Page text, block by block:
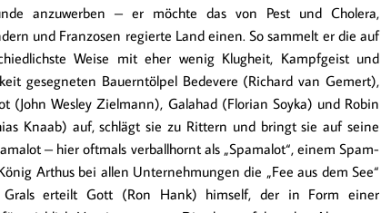
anzuwerben – er möchte das von Pest und Cholera,
und Franzosen regierte Land einen. So sammelt er die auf
Weise mit eher wenig Klugheit, Kampfgeist und
gesegneten Bauerntölpel Bedevere (Richard van Gemert),
(John Wesley Zielmann), Galahad (Florian Soyka) und Robin
Knaab) auf, schlägt sie zu Rittern und bringt sie auf seine
– hier oftmals verballhornt als „Spamalot“, einem Spam-
Arthus bei allen Unternehmungen die „Fee aus dem See“
erteilt Gott (Ron Hank) himself, der in Form einer